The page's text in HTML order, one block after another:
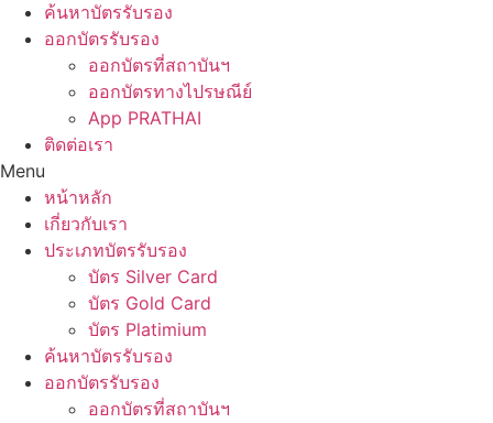
ค้นหาบัตรรับรอง
ออกบัตรรับรอง
ออกบัตรที่สถาบันฯ
ออกบัตรทางไปรษณีย์
App PRATHAI
ติดต่อเรา
Menu
หน้าหลัก
เกี่ยวกับเรา
ประเภทบัตรรับรอง
บัตร Silver Card
บัตร Gold Card
บัตร Platimium
ค้นหาบัตรรับรอง
ออกบัตรรับรอง
ออกบัตรที่สถาบันฯ